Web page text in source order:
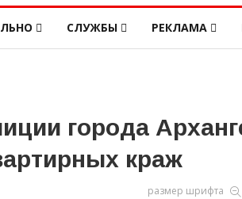
СЛУЖБЫ РЕКЛАМА
города
краж
размер шрифта